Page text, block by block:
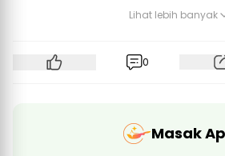
kuliner sumatera
Lihat lebih banyak
0
Masak